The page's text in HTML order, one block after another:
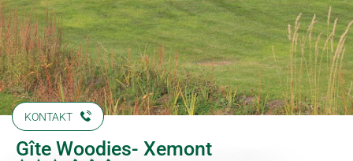
KONTAKT
Gîte Woodies- Xemont